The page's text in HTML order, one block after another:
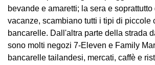
bevande e amaretti; la sera e
vacanze, scambiano tutti i tipi di piccole
bancarelle. Dall'altra parte della strada
sono molti negozi 7-Eleven e Family
bancarelle tailandesi, mercati, caffè e